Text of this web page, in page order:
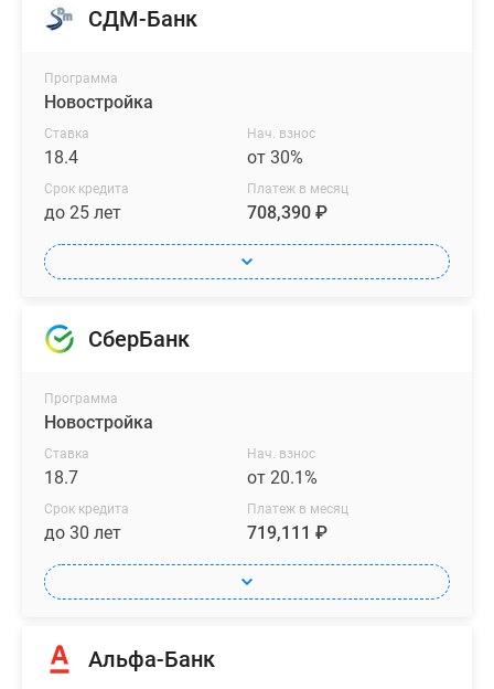
СДМ-Банк
Программа
Новостройка
Ставка
18.4
Нач. взнос
от 30%
Срок кредита
до 25 лет
Платеж в месяц
708,390 ₽
СберБанк
Программа
Новостройка
Ставка
18.7
Нач. взнос
от 20.1%
Срок кредита
до 30 лет
Платеж в месяц
719,111 ₽
Альфа-Банк